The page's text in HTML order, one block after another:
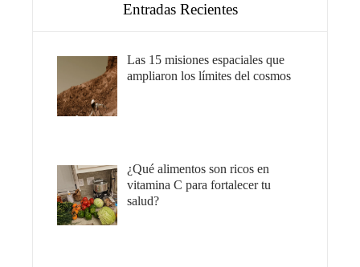
Entradas Recientes
Las 15 misiones espaciales que
ampliaron los límites del cosmos
¿Qué alimentos son ricos en
vitamina C para fortalecer tu
salud?